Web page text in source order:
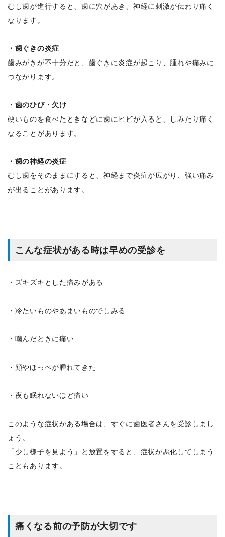
むし歯が進行すると、歯に穴があき、神経に刺激が伝わり痛く
なります。
・歯ぐきの炎症
歯みがきが不十分だと、歯ぐきに炎症が起こり、腫れや痛みに
つながります。
・歯のひび・欠け
硬いものを食べたときなどに歯にヒビが入ると、しみたり痛く
なることがあります。
・歯の神経の炎症
むし歯をそのままにすると、神経まで炎症が広がり、強い痛み
が出ることがあります。
こんな症状がある時は早めの受診を
・ズキズキとした痛みがある
・冷たいものやあまいものでしみる
・噛んだときに痛い
・顔やほっぺが腫れてきた
・夜も眠れないほど痛い
このような症状がある場合は、すぐに歯医者さんを受診しまし
ょう。
「少し様子を見よう」と放置をすると、症状が悪化してしまう
こともあります。
痛くなる前の予防が大切です